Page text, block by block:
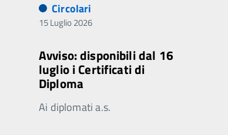
Circolari
15 Luglio 2026
Avviso: disponibili dal 16
luglio i Certificati di
Diploma
Ai diplomati a.s.